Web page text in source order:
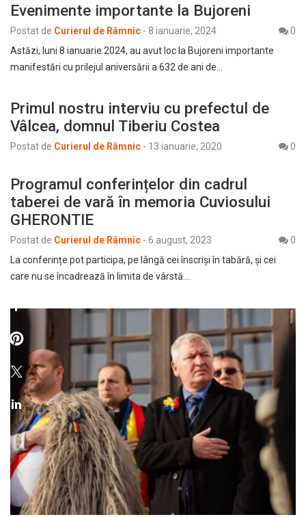
Evenimente importante la Bujoreni
Postat de Curierul de Râmnic - 8 ianuarie, 2024
0
Astăzi, luni 8 ianuarie 2024, au avut loc la Bujoreni importante
manifestări cu prilejul aniversării a 632 de ani de…
Primul nostru interviu cu prefectul de
Vâlcea, domnul Tiberiu Costea
Postat de Curierul de Râmnic - 13 ianuarie, 2020 0
Programul conferințelor din cadrul
taberei de vară în memoria Cuviosului
GHERONTIE
Postat de Curierul de Râmnic - 6 august, 2023
0
La conferințe pot participa, pe lângă cei înscriși în tabără, și cei
care nu se încadrează în limita de vârstă.…